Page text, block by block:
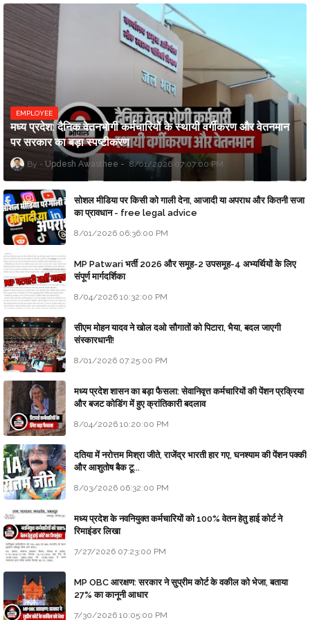
EMPLOYEE
मध्य प्रदेश: दैनिक वेतनभोगी कर्मचारियों के स्थायी वर्गीकरण और वेतनमान
पर सरकार का बड़ा स्पष्टीकरण
Updesh Awasthee 8/01/2026 07:07:00 PM
सोशल मीडिया पर किसी को गाली देना, आजादी या अपराध और कितनी सजा
का प्रावधान - free legal advice
8/01/2026 06:36:00 PM
MP Patwari भर्ती 2026 और समूह-2 उपसमूह-4 अभ्यर्थियों के लिए
संपूर्ण मार्गदर्शिका
8/04/2026 10:32:00 PM
सीएम मोहन यादव ने खोल दओ सौगातों को पिटारा, भैया, बदल जाएगी
संस्कारधानी!
8/01/2026 07:25:00 PM
मध्य प्रदेश शासन का बड़ा फैसला: सेवानिवृत्त कर्मचारियों की पेंशन प्रक्रिया
और बजट कोडिंग में हुए क्रांतिकारी बदलाव
8/04/2026 10:20:00 PM
दतिया में नरोत्तम मिश्रा जीते, राजेंद्र भारती हार गए, घनश्याम की पेंशन पक्की
और आशुतोष बैक टू...
8/03/2026 06:32:00 PM
मध्य प्रदेश के नवनियुक्त कर्मचारियों को 100% वेतन हेतु हाई कोर्ट ने
रिमाइंडर लिखा
7/27/2026 07:23:00 PM
MP OBC आरक्षण: सरकार ने सुप्रीम कोर्ट के वकील को भेजा, बताया
27% का कानूनी आधार
7/30/2026 10:05:00 PM